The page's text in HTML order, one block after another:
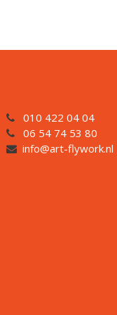
010 422 04 04
06 54 74 53 80
info@art-flywork.nl